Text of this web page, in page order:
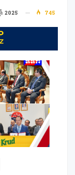
ាំ 2025 745